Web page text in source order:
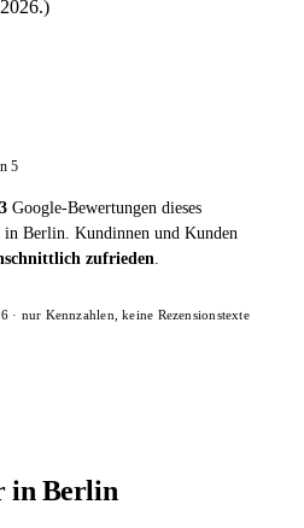
5
Google-Bewertungen dieses
Berlin. Kundinnen und Kunden
zufrieden.
· nur Kennzahlen, keine Rezensionstexte
in Berlin